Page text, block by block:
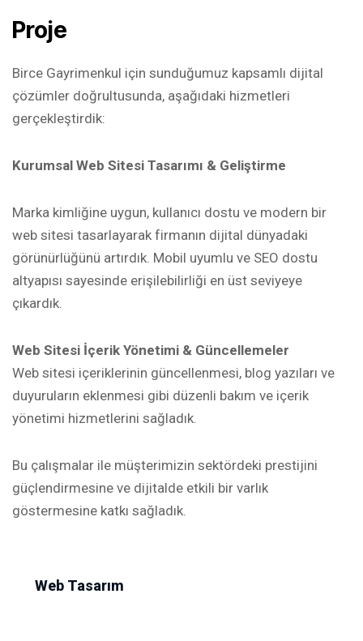
Proje
Birce Gayrimenkul için sunduğumuz kapsamlı dijital
çözümler doğrultusunda, aşağıdaki hizmetleri
gerçekleştirdik:
Kurumsal Web Sitesi Tasarımı & Geliştirme
Marka kimliğine uygun, kullanıcı dostu ve modern bir
web sitesi tasarlayarak firmanın dijital dünyadaki
görünürlüğünü artırdık. Mobil uyumlu ve SEO dostu
altyapısı sayesinde erişilebilirliği en üst seviyeye
çıkardık.
Web Sitesi İçerik Yönetimi & Güncellemeler
Web sitesi içeriklerinin güncellenmesi, blog yazıları ve
duyuruların eklenmesi gibi düzenli bakım ve içerik
yönetimi hizmetlerini sağladık.
Bu çalışmalar ile müşterimizin sektördeki prestijini
güçlendirmesine ve dijitalde etkili bir varlık
göstermesine katkı sağladık.
Web Tasarım